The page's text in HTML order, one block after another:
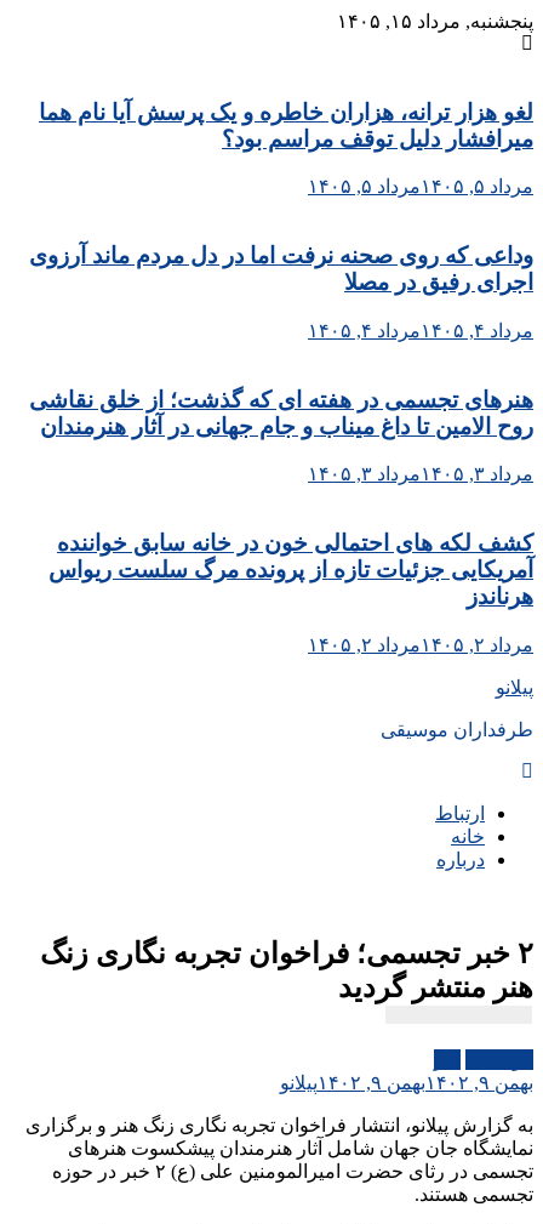
Skip
to
پنجشنبه, مرداد ۱۵, ۱۴۰۵
لغو هزار ترانه، هزاران خاطره و یک پرسش آیا نام هما
میرافشار دلیل توقف مراسم بود؟
مرداد ۵, ۱۴۰۵ مرداد ۵, ۱۴۰۵
وداعی که روی صحنه نرفت اما در دل مردم ماند آرزوی
اجرای رفیق در مصلا
مرداد ۴, ۱۴۰۵ مرداد ۴, ۱۴۰۵
هنرهای تجسمی در هفته ای که گذشت؛ از خلق نقاشی
روح الامین تا داغ میناب و جام جهانی در آثار هنرمندان
مرداد ۳, ۱۴۰۵ مرداد ۳, ۱۴۰۵
کشف لکه های احتمالی خون در خانه سابق خواننده
آمریکایی جزئیات تازه از پرونده مرگ سلست ریواس
هرناندز
مرداد ۲, ۱۴۰۵ مرداد ۲, ۱۴۰۵
پیلانو
طرفداران موسیقی
ارتباط
خانه
درباره
۲ خبر تجسمی؛ فراخوان تجربه نگاری زنگ
هنر منتشر گردید
بهمن ۹, ۱۴۰۲
بهمن ۹, ۱۴۰۲ پیلانو
به گزارش پیلانو، انتشار فراخوان تجربه نگاری زنگ هنر و برگزاری
نمایشگاه جان جهان شامل آثار هنرمندان پیشکسوت هنرهای
تجسمی در رثای حضرت امیرالمومنین علی (ع) ۲ خبر در حوزه
تجسمی هستند.